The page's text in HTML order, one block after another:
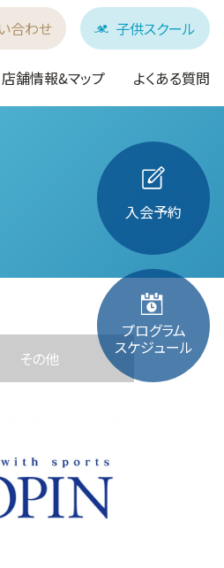
店舗情報&マップ よくある質問
合わせ 子供スクール
その他
入会予約
プログラム
スケジュール